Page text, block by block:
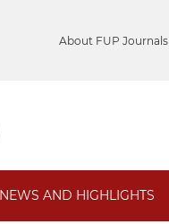
About FUP Journals
NEWS AND HIGHLIGHTS